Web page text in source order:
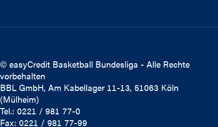
© easyCredit Basketball Bundesliga - Alle Rechte
vorbehalten
BBL GmbH, Am Kabellager 11-13, 51063 Köln
(Mülheim)
Tel.: 0221 / 981 77-0
Fax: 0221 / 981 77-99